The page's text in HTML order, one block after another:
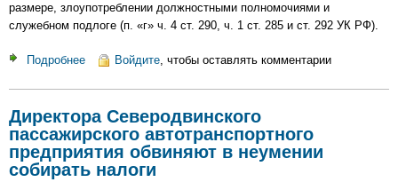
размере, злоупотреблении должностными полномочиями и
служебном подлоге (п. «г» ч. 4 ст. 290, ч. 1 ст. 285 и ст. 292 УК РФ).
Подробнее
в
Ростове-
на-
Дону
Войдите , чтобы оставлять комментарии
Директора Северодвинского
пассажирского автотранспортного
предприятия обвиняют в неумении
собирать налоги